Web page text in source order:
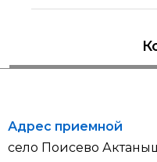
Адрес приемной
село Поисево